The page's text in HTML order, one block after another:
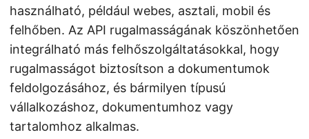
használható, például webes, asztali, mobil és
felhőben. Az API rugalmasságának köszönhetően
integrálható más felhőszolgáltatásokkal, hogy
rugalmasságot biztosítson a dokumentumok
feldolgozásához, és bármilyen típusú
vállalkozáshoz, dokumentumhoz vagy
tartalomhoz alkalmas.